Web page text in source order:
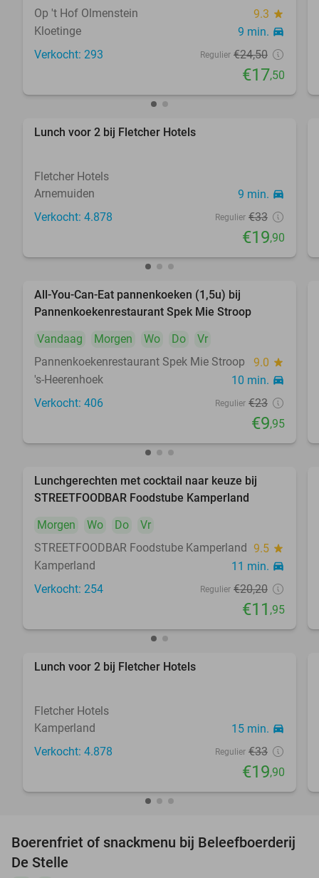
Op 't Hof Olmenstein
9.3 star
Kloetinge 9 min. directions_car
Verkocht: 293 Regulier €24,50
€17,50
Lunch voor 2 bij Fletcher Hotels
Fletcher Hotels
Arnemuiden
9 min. directions_car
Verkocht: 4.878 Regulier €33
€19,90
All-You-Can-Eat pannenkoeken (1,5u) bij
Pannenkoekenrestaurant Spek Mie Stroop
Vandaag
Morgen Wo Do
Vr
Pannenkoekenrestaurant Spek Mie Stroop
9.0 star
's-Heerenhoek 10 min. directions_car
Verkocht: 406 Regulier €23
€9,95
Lunchgerechten met cocktail naar keuze bij
STREETFOODBAR Foodstube Kamperland
Morgen
Wo Do
Vr
STREETFOODBAR Foodstube Kamperland 9.5 star
Kamperland 11 min. directions_car
Verkocht: 254 Regulier €20,20
€11 ,95
Lunch voor 2 bij Fletcher Hotels
Fletcher Hotels
Kamperland
15 min. directions_car
Verkocht: 4.878 Regulier €33
€19,90
40%
Boerenfriet of snackmenu bij Beleefboerderij
De Stelle